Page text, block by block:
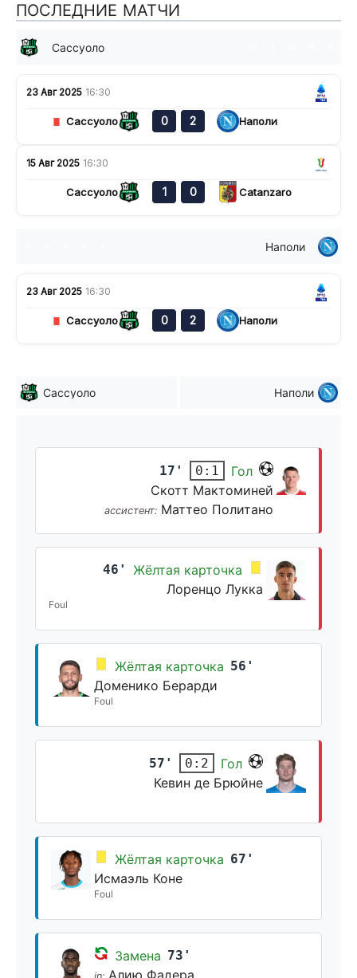
ПОСЛЕДНИЕ МАТЧИ
Сассуоло
23 Авг 2025 16:30
Сассуоло 0 2 Наполи
15 Авг 2025 16:30
Сассуоло 1 0 Catanzaro
Наполи
23 Авг 2025 16:30
Сассуоло 0 2 Наполи
Сассуоло Наполи
17' 0:1
Гол
Скотт Мактоминей
ассистент: Маттео Политано
46'
Жёлтая карточка
Лоренцо Лукка
Foul
Жёлтая карточка 56'
Доменико Берарди
Foul
57' 0:2
Гол
Кевин де Брюйне
Жёлтая карточка 67'
Исмаэль Коне
Foul
Замена 73'
Алию Фадера